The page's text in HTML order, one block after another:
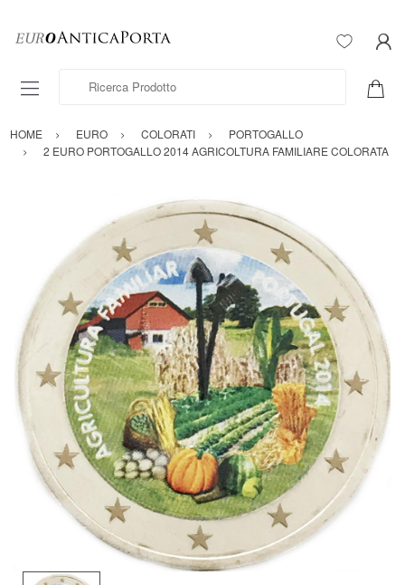
Ricerca Prodotto
HOME EURO COLORATI
PORTOGALLO
2 EURO PORTOGALLO 2014 AGRICOLTURA FAMILIARE COLORATA